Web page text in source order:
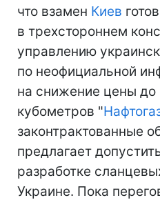
что взамен Киев
в трехстороннем
управлению
по неофициальной
на снижение цены до
кубометров "
законтрактованные
предлагает
разработке
Украине. Пока